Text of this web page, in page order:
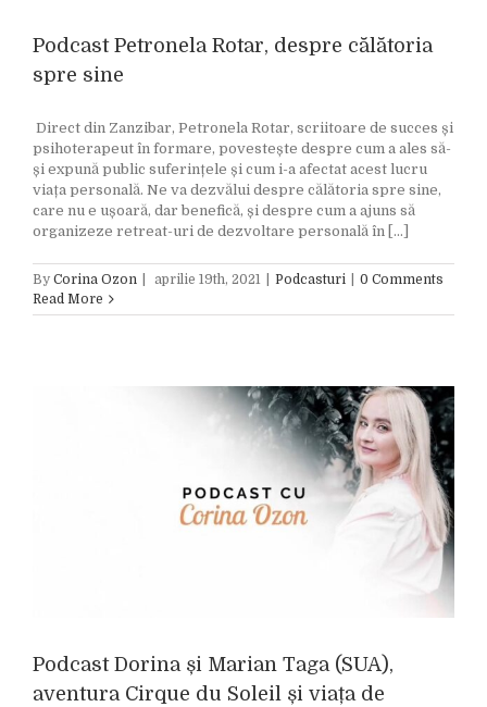
Podcast Petronela Rotar, despre călătoria
spre sine
Direct din Zanzibar, Petronela Rotar, scriitoare de succes și
psihoterapeut în formare, povestește despre cum a ales să-
și expună public suferințele și cum i-a afectat acest lucru
viața personală. Ne va dezvălui despre călătoria spre sine,
care nu e ușoară, dar benefică, și despre cum a ajuns să
organizeze retreat-uri de dezvoltare personală în [...]
By Corina Ozon aprilie 19th, 2021 Podcasturi
0 Comments
Read More
Podcast Dorina și Marian Taga (SUA),
aventura Cirque du Soleil și viața de